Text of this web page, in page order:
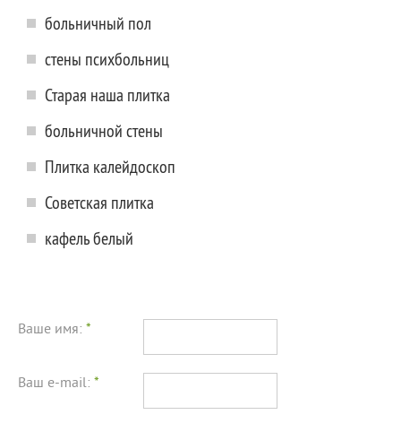
больничный пол
стены психбольниц
Старая наша плитка
больничной стены
Плитка калейдоскоп
Советская плитка
кафель белый
Ваше имя: *
Ваш e-mail: *